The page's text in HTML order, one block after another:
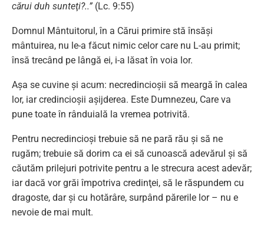
cărui duh sunteţi?..” (Lc. 9:55)
Domnul Mântuitorul, în a Cărui primire stă însăşi
mântuirea, nu le-a făcut nimic celor care nu L-au primit;
însă trecând pe lângă ei, i-a lăsat în voia lor.
Aşa se cuvine şi acum: necredincioşii să meargă în calea
lor, iar credincioşii aşijderea. Este Dumnezeu, Care va
pune toate în rânduială la vremea potrivită.
Pentru necredincioşi trebuie să ne pară rău şi să ne
rugăm; trebuie să dorim ca ei să cunoască adevărul şi să
căutăm prilejuri potrivite pentru a le strecura acest adevăr;
iar dacă vor grăi împotriva credinţei, să le răspundem cu
dragoste, dar şi cu hotărâre, surpând părerile lor – nu e
nevoie de mai mult.